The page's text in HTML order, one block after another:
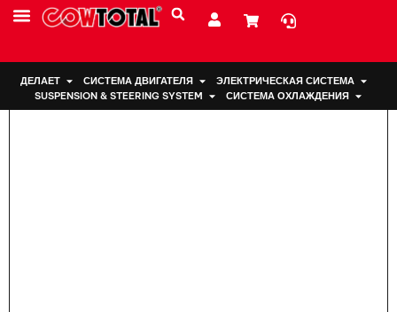
ДЕЛАЕТ СИСТЕМА ДВИГАТЕЛЯ
ЭЛЕКТРИЧЕСКАЯ СИСТЕМА
SUSPENSION & STEERING SYSTEM
СИСТЕМА ОХЛАЖДЕНИЯ
> Подвеска двигателя FB5Z-6068-A 3255 Для Ford